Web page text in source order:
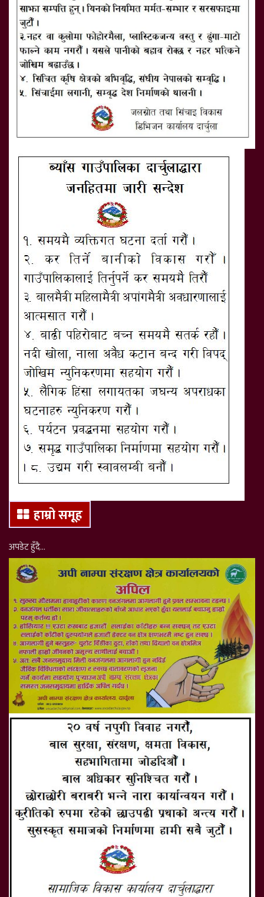
हाम्रो समूह
अपडेट हुँदै…